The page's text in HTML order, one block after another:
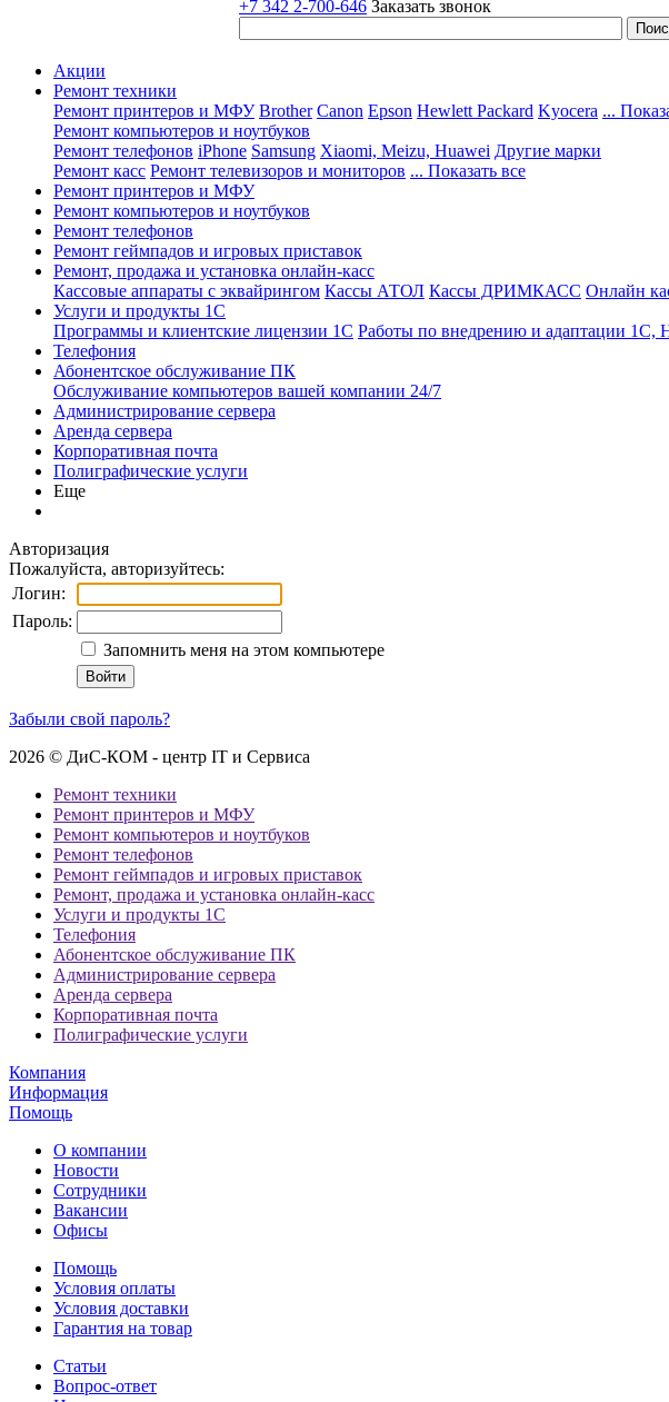
+7 342 2-700-646 Заказать звонок
Акции
Ремонт техники
Ремонт принтеров и МФУ Brother Canon Epson Hewlett Packard Kyocera ...
Ремонт компьютеров и ноутбуков
Ремонт телефонов iPhone Samsung Xiaomi, Meizu, Huawei Другие марки
Ремонт касс Ремонт телевизоров и мониторов ... Показать все
Ремонт принтеров и МФУ
Ремонт компьютеров и ноутбуков
Ремонт телефонов
Ремонт геймпадов и игровых приставок
Ремонт, продажа и установка онлайн-касс
Кассовые аппараты с эквайрингом Кассы АТОЛ Кассы ДРИМКАСС Онлайн
Услуги и продукты 1С
Программы и клиентские лицензии 1С Работы по внедрению и адаптации 1С,
Телефония
Абонентское обслуживание ПК
Обслуживание компьютеров вашей компании 24/7
Администрирование сервера
Аренда сервера
Корпоративная почта
Полиграфические услуги
Еще
Авторизация
Пожалуйста, авторизуйтесь:
Логин:
Пароль:
Запомнить меня на этом компьютере
Забыли свой пароль?
2026 © ДиС-КОМ - центр IT и Сервиса
Ремонт техники
Ремонт принтеров и МФУ
Ремонт компьютеров и ноутбуков
Ремонт телефонов
Ремонт геймпадов и игровых приставок
Ремонт, продажа и установка онлайн-касс
Услуги и продукты 1С
Телефония
Абонентское обслуживание ПК
Администрирование сервера
Аренда сервера
Корпоративная почта
Полиграфические услуги
Компания
Информация
Помощь
О компании
Новости
Сотрудники
Вакансии
Офисы
Помощь
Условия оплаты
Условия доставки
Гарантия на товар
Статьи
Вопрос-ответ